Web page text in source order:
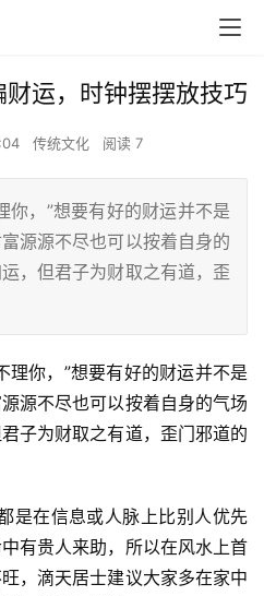
运，时钟摆摆放技巧
传统文化 阅读 7
你，”想要有好的财运并不是
源源不尽也可以按着自身的
，但君子为财取之有道，歪
你，”想要有好的财运并不是
源不尽也可以按着自身的气场
子为财取之有道，歪门邪道的
在信息或人脉上比别人优先
有贵人来助，所以在风水上首
，滴天居士建议大家多在家中